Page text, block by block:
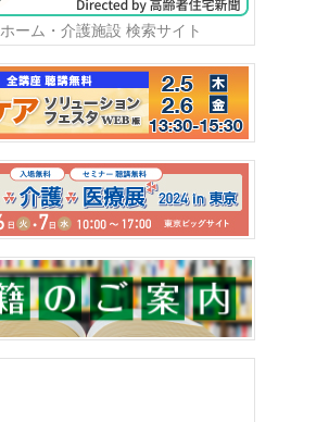
ーム・介護施設 検索サイト